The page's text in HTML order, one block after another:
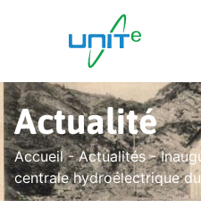
Actualité
Accueil-Actualités-
centrale hydroélectrique